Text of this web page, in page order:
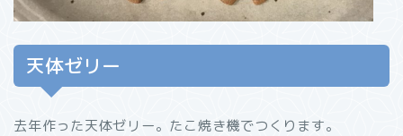
天体ゼリー
去年作った天体ゼリー。たこ焼き機でつくります。